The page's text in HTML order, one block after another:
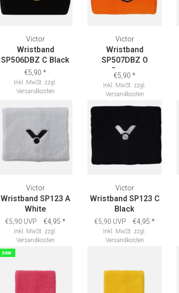
Victor
Wristband
SP506DBZ C Black
€5,90 *
Inkl. MwSt. zzgl.
Versandkosten
Victor
Wristband
SP507DBZ O
Orange
€5,90 *
Inkl. MwSt. zzgl.
Versandkosten
Victor
Wristband SP123 A
White
€5,90 UVP €4,95 *
Inkl. MwSt. zzgl.
Versandkosten
Victor
Wristband SP123 C
Black
€5,90 UVP €4,95 *
Inkl. MwSt. zzgl.
Versandkosten
new